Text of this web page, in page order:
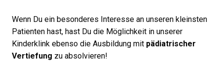
Wenn Du ein besonderes Interesse an unseren kleinsten
Patienten hast, hast Du die Möglichkeit in unserer
Kinderklink ebenso die Ausbildung mit pädiatrischer
Vertiefung zu absolvieren!